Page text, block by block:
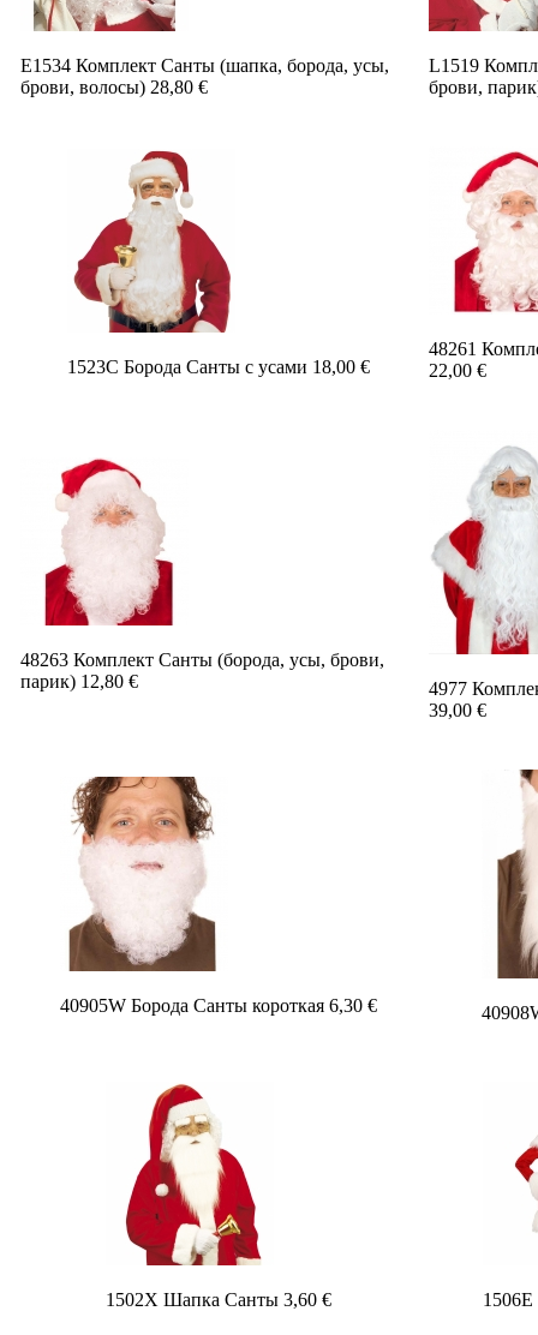
E1534 Комплект Санты (шапка, борода, усы,
брови, волосы) 28,80 €
L1519
брови,
1523C Борода Санты с усами 18,00 €
48261
22,00 €
48263 Комплект Санты (борода, усы, брови,
парик) 12,80 €
4977
39,00 €
40905W Борода Санты короткая 6,30 €
1502X Шапка Санты 3,60 €